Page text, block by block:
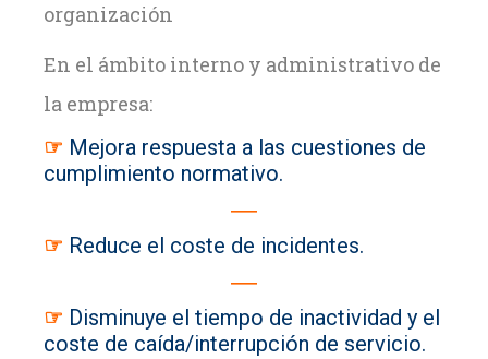
En el ámbito interno y administrativo de
la empresa:
☞ Mejora respuesta a las cuestiones de
cumplimiento normativo.
―
☞ Reduce el coste de incidentes.
―
☞ Disminuye el tiempo de inactividad y el
coste de caída/interrupción de servicio.